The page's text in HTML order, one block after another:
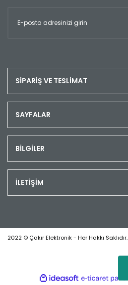
SİPARİŞ VE TESLİMAT
SAYFALAR
BİLGİLER
İLETİŞİM
2022 © Çakır Elektronik - Her Hakkı Saklıdır.
ideasoft